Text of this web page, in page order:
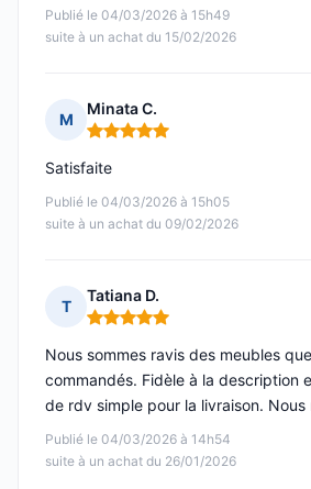
Publié le 04/03/2026 à 15h49
suite à un achat du 15/02/2026
M
Minata C.
Note : 5 sur 5
Publié le 04/03/2026 à 15h05
suite à un achat du 09/02/2026
Satisfaite
T
Tatiana D.
Note : 5 sur 5
Publié le 04/03/2026 à 14h54
suite à un achat du 26/01/2026
Nous sommes ravis des meubles
commandés. Fidèle à la description
de rdv simple pour la livraison. Nous